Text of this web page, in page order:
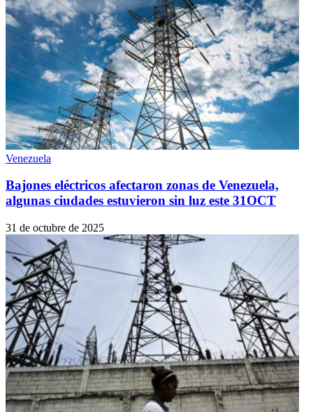
Venezuela
Bajones eléctricos afectaron zonas de Venezuela,
algunas ciudades estuvieron sin luz este 31OCT
31 de octubre de 2025